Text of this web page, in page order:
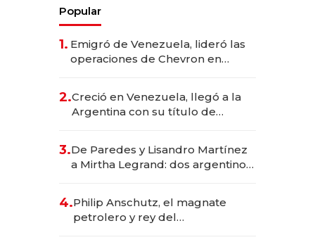
Popular
1. Emigró de Venezuela, lideró las
operaciones de Chevron en
2.Creció en Venezuela, llegó a la
Argentina con su título de
las marcas "fast premium"
3.De Paredes y Lisandro Martínez
a Mirtha Legrand: dos argentinos
4.Philip Anschutz, el magnate
petrolero y rey del